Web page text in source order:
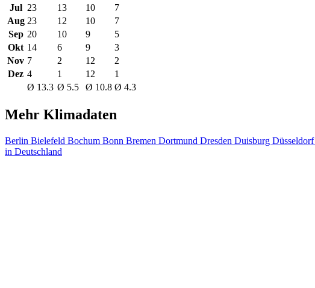
Jul 23 13 10
7
Aug 23 12 10
7
Sep 20 10 9
5
Okt 14 6 9
3
Nov 7 2 12
2
Dez 4 1 12
1
Ø 13.3 Ø 5.5 Ø 10.8 Ø 4.3
Mehr Klimadaten
Berlin Bielefeld Bochum Bonn Bremen Dortmund Dresden Duisburg Düsseldorf
in Deutschland